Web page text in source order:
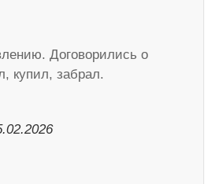
Договорились о
купил, забрал.